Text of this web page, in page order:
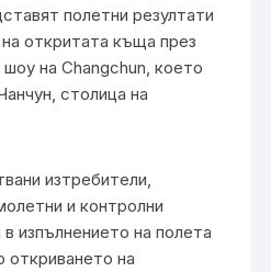
полетни резултати
откритата къща през
на Changchun, което
столица на
изтребители,
и контролни
изпълнението на полета
откриването на